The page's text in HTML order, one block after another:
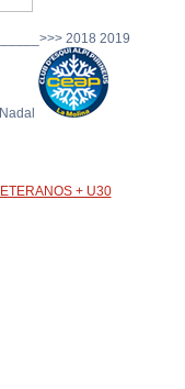
2018 2019
+ U30